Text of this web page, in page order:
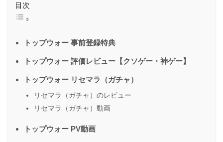
目次
トップウォー 事前登録特典
トップウォー 評価レビュー【クソゲー・神ゲー】
トップウォー リセマラ（ガチャ）
リセマラ（ガチャ）のレビュー
リセマラ（ガチャ）動画
トップウォー PV動画